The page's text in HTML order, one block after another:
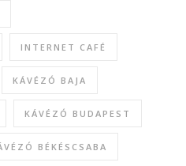
INTERNET CAFÉ
KÁVÉZÓ BAJA
KÁVÉZÓ BUDAPEST
BÉKÉSCSABA